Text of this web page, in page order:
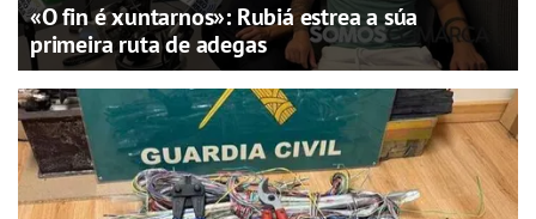
«O fin é xuntarnos»: Rubiá estrea a súa
primeira ruta de adegas